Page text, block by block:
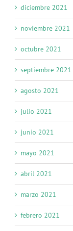
diciembre 2021
noviembre 2021
octubre 2021
septiembre 2021
agosto 2021
julio 2021
junio 2021
mayo 2021
abril 2021
marzo 2021
febrero 2021